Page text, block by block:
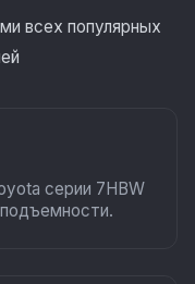
всех популярных
серии 7HBW